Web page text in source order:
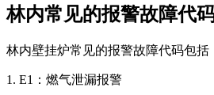
林内常见的报警故障代
林内壁挂炉常见的报警故障代码包括
1. E1：燃气泄漏报警